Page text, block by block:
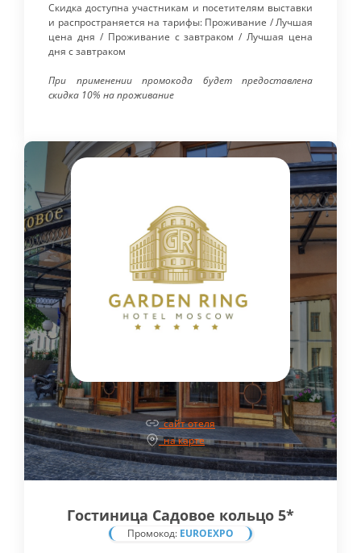
Скидка доступна участникам и посетителям выставки
и распространяется на тарифы: Проживание / Лучшая
цена дня / Проживание с завтраком / Лучшая цена
дня с завтраком
При применении промокода будет предоставлена
скидка 10% на проживание
сайт отеля
на карте
Гостиница Садовое кольцо 5*
Промокод: EUROEXPO